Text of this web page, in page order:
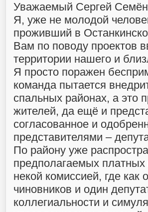
Уважаемый Сергей
Я, уже не молодой
проживший в
Вам по поводу проектов
территории нашего и
Я просто поражен
команда пытается
спальных районах, а это
жителей, да ещё и
согласованное и
представителями –
По району уже
предполагаемых
некой комиссией, где как
чиновников и один
коллегиальности и